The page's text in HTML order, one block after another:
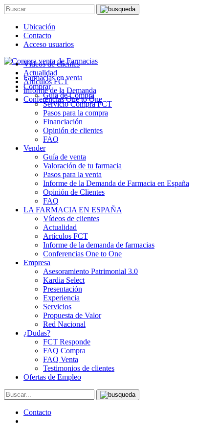
Ubicación
Contacto
Acceso usuarios
Farmacias en venta
Comprar
Guía de Compra
Servicio Compra FCT
Pasos para la compra
Financiación
Opinión de clientes
FAQ
Vender
Guía de venta
Valoración de tu farmacia
Pasos para la venta
Informe de la Demanda de Farmacia en España
Opinión de Clientes
FAQ
LA FARMACIA EN ESPAÑA
Vídeos de clientes
Actualidad
Artículos FCT
Informe de la demanda de farmacias
Conferencias One to One
Empresa
Asesoramiento Patrimonial 3.0
Kardia Select
Presentación
Experiencia
Servicios
Propuesta de Valor
Red Nacional
¿Dudas?
FCT Responde
FAQ Compra
FAQ Venta
Testimonios de clientes
Ofertas de Empleo
Contacto
Vídeos de clientes
Actualidad
Artículos FCT
Informe de la Demanda
Conferencias One to One